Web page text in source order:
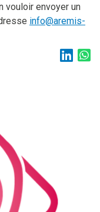
vouloir envoyer un
info@aremis-